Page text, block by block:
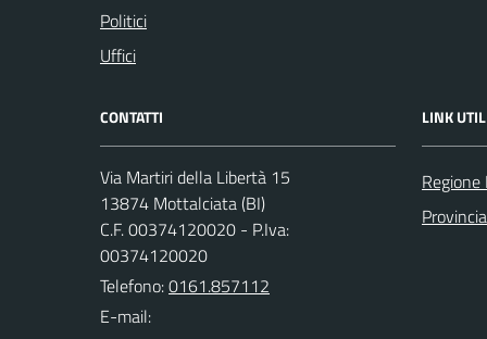
Politici
Uffici
CONTATTI
Via Martiri della Libertà 15
13874 Mottalciata (BI)
C.F. 00374120020 - P.Iva:
00374120020
Telefono:0161.857112
E-mail:
LINK